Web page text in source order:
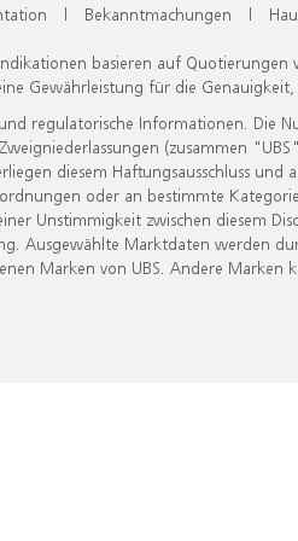
| Bekanntmachungen |
basieren auf
Gewährleistung für die
regulatorische Informationen. Die
(zusammen
diesem Haftungsausschluss
oder an bestimmte
Unstimmigkeit zwischen diesem
Ausgewählte Marktdaten werden
Marken von UBS. Andere Marken